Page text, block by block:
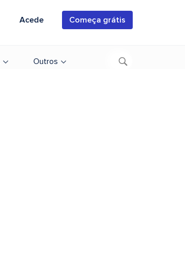
Acede Começa grátis
Outros